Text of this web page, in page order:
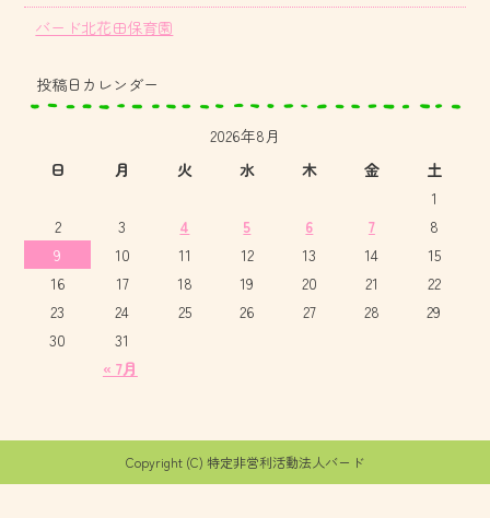
バード北花田保育園
投稿日カレンダー
2026年8月
日
月 火 水 木 金 土
« 7月
1
2
3 4 5 6 7
8
9
10 11 12 13 14
15
16
17 18 19 20 21
22
23
24 25 26 27 28
29
30
31
Copyright (C) 特定非営利活動法人バード